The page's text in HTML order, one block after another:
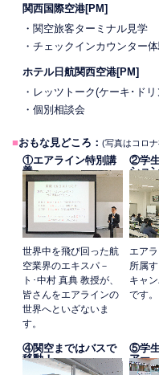
関西国際空港[PM]
・関空旅客ターミナル見学
・チェックインカウンター
ホテル日航関西空港[PM]
・レッツトーク(ケーキ･ド
・個別相談会
■おもな見どころ： (写真はコロ
①エアライン特別講
義
世界中を飛び回った航
空業界のエキスパ－
ト･中村 真典 教授が、
皆さんをエアラインの
世界へといざないま
す。
②学
ショ
エア
所属
キャ
です。
④関空まではバスで
移動！
⑤学
アー